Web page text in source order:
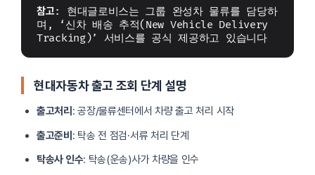
참고: 현대글로비스는 그룹 완성차 물류를 담당하
며, ‘신차 배송 추적(New Vehicle Delivery
Tracking)’ 서비스를 공식 제공하고 있습니다
현대자동차 출고 조회 단계 설명
출고처리 : 공장/물류센터에서 차량 출고 처리 시작
출고준비 : 탁송 전 점검·서류 처리 단계
탁송사 인수: 탁송(운송)사가 차량을 인수